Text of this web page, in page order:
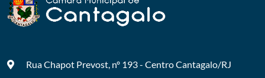
Rua Chapot Prevost, nº 193 - CentroCantagalo/RJ